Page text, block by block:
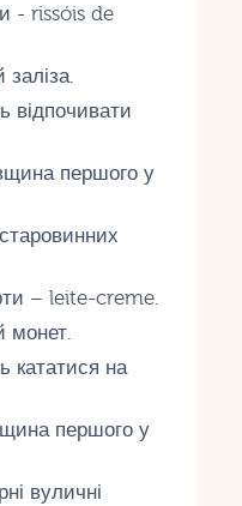
- rissóis de
відпочивати
першого у
– leite-creme.
монет.
кататися на
першого у
вуличні